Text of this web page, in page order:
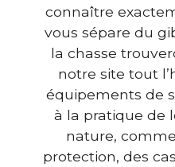
connaître
vous sépare du
la chasse
notre site tout
équipements de
à la pratique de
nature,
protection, des